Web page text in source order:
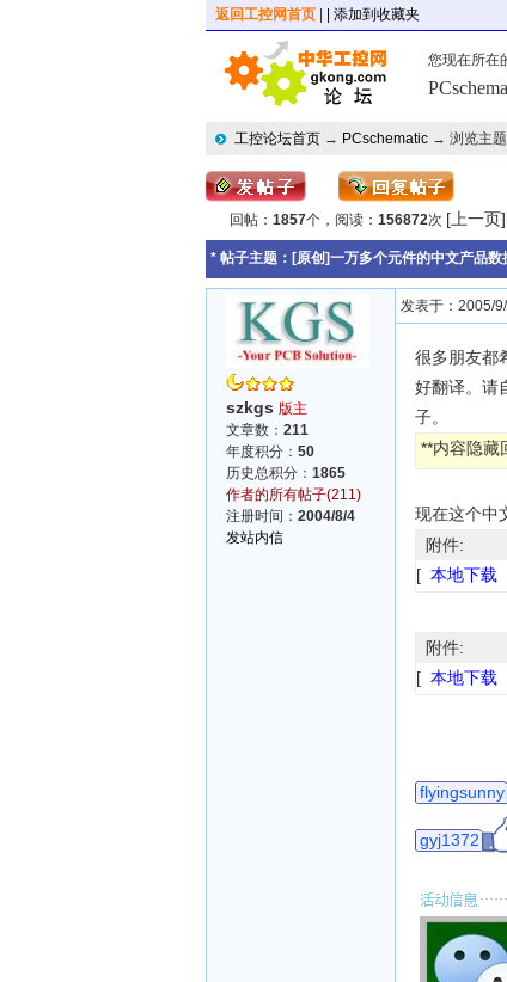
返回工控网首页 | 添加到收藏夹
您现在所在
工控论坛首页 → PCschematic → 浏览主题
回帖： 1857个，阅读： 156872次 [上一页]
* 帖子主题： [原创]一万多个元件的中文产品数
szkgs 版主
文章数： 211
年度积分： 50
历史总积分： 1865
作者的所有帖子(211)
注册时间： 2004/8/4
发站内信
发表于：2005/
很多朋友都
好翻译。请
子。
**内容隐藏
现在这个中
附件:
[ 本地下载
附件:
[ 本地下载
flyingsunny
gyj1372